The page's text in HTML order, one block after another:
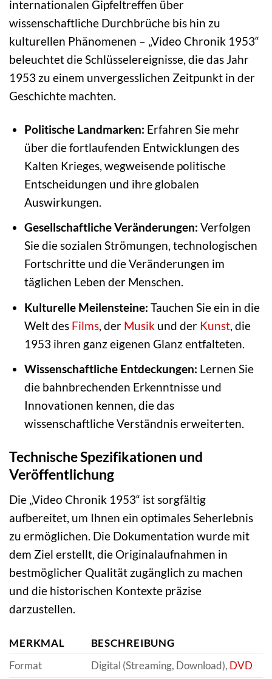
internationalen Gipfeltreffen über
wissenschaftliche Durchbrüche bis hin zu
kulturellen Phänomenen – „Video Chronik 1953“
beleuchtet die Schlüsselereignisse, die das Jahr
1953 zu einem unvergesslichen Zeitpunkt in der
Geschichte machten.
Politische Landmarken: Erfahren Sie mehr
über die fortlaufenden Entwicklungen des
Kalten Krieges, wegweisende politische
Entscheidungen und ihre globalen
Auswirkungen.
Gesellschaftliche Veränderungen: Verfolgen
Sie die sozialen Strömungen, technologischen
Fortschritte und die Veränderungen im
täglichen Leben der Menschen.
Kulturelle Meilensteine: Tauchen Sie ein in die
Welt des Films, der Musikund der Kunst, die
1953 ihren ganz eigenen Glanz entfalteten.
Wissenschaftliche Entdeckungen: Lernen Sie
die bahnbrechenden Erkenntnisse und
Innovationen kennen, die das
wissenschaftliche Verständnis erweiterten.
Technische Spezifikationen und
Veröffentlichung
Die „Video Chronik 1953“ ist sorgfältig
aufbereitet, um Ihnen ein optimales Seherlebnis
zu ermöglichen. Die Dokumentation wurde mit
dem Ziel erstellt, die Originalaufnahmen in
bestmöglicher Qualität zugänglich zu machen
und die historischen Kontexte präzise
darzustellen.
MERKMAL
BESCHREIBUNG
Format
Digital (Streaming, Download), DVD